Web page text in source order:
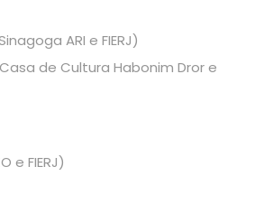
ARI e FIERJ)
de Cultura Habonim Dror e
e FIERJ)